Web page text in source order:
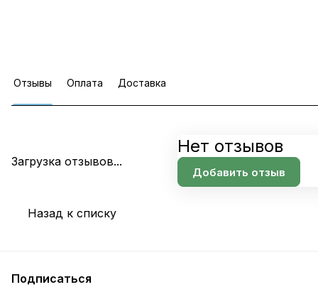
Отзывы Оплата Доставка
Загрузка отзывов...
Нет отзывов
Добавить отзыв
Назад к списку
Подписаться